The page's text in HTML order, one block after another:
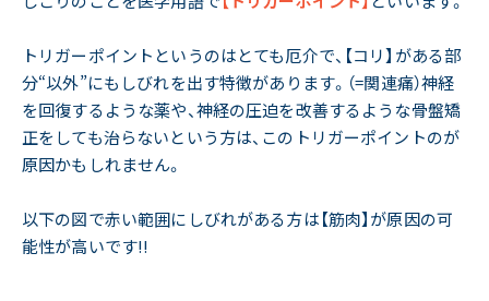
トリガーポイントというのはとても厄介で、【コリ】がある部
分“以外”にもしびれを出す特徴があります。（=関連痛）神経
を回復するような薬や、神経の圧迫を改善するような骨盤矯
正をしても治らないという方は、このトリガーポイントのが
原因かもしれません。
以下の図で赤い範囲にしびれがある方は【筋肉】が原因の可
能性が高いです!!